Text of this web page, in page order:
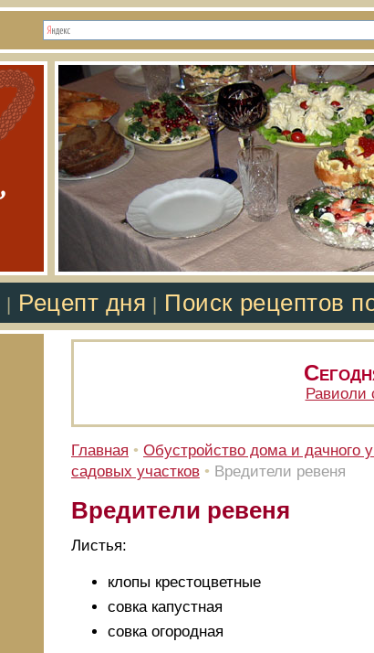
Рецепт дня Поиск рецептов
Равиоли
Главная • Обустройство дома и дачного
садовых участков • Вредители ревеня
Вредители ревеня
Листья:
клопы крестоцветные
совка капустная
совка огородная